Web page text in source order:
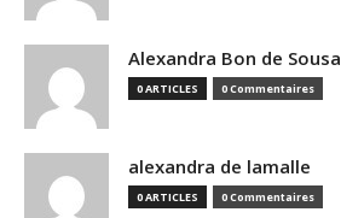
Alexandra Bon de Sousa
0 ARTICLES 0 Commentaires
alexandra de lamalle
0 ARTICLES 0 Commentaires